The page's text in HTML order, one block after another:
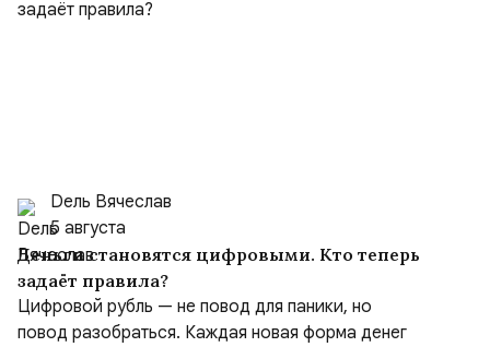
Dель Вячеслав
5 августа
Деньги становятся цифровыми. Кто теперь
задаёт правила?
Цифровой рубль — не повод для паники, но
повод разобраться. Каждая новая форма денег